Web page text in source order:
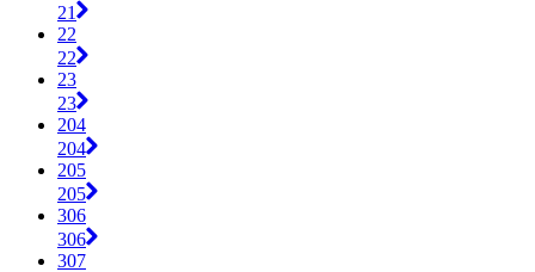
21
22
22
23
23
204
204
205
205
306
306
307